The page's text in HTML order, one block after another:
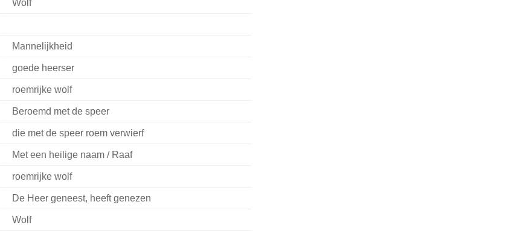
Wolf
Mannelijkheid
goede heerser
roemrijke wolf
Beroemd met de speer
die met de speer roem verwierf
Met een heilige naam / Raaf
roemrijke wolf
De Heer geneest, heeft genezen
Wolf